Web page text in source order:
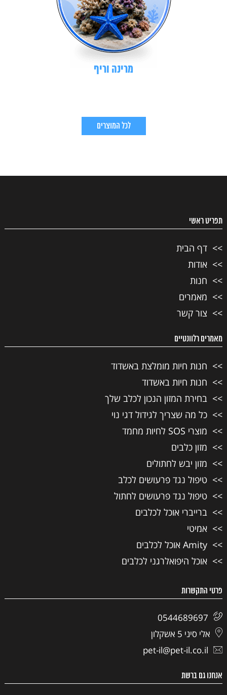
מרינה וריף
לכל המוצרים
תפריט ראשי
דף הבית
אודות
חנות
מאמרים
צור קשר
מאמרים רלוונטיים
חנות חיות מומלצת באשדוד
חנות חיות באשדוד
בחירת המזון הנכון לכלב שלך
כל מה שצריך לגידול דגי נוי
מוצרי SOS לחיות מחמד
מזון כלבים
מזון יבש לחתולים
טיפול נגד פרעושים לכלב
טיפול נגד פרעושים לחתול
ברייברי אוכל לכלבים
אמיטי
Amity אוכל לכלבים
אוכל היפואלרגני לכלבים
פרטי התקשרות
0544689697
אלי סיני 5 אשקלון
pet-il@pet-il.co.il
אנחנו גם ברשת